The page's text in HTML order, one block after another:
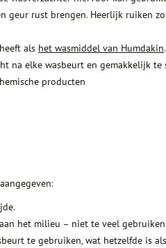
geur rust brengen. Heerlijk ruiken
als het wasmiddel van Humdakin
na elke wasbeurt en gemakkelijk te
producten
het milieu – niet te veel gebruiken.
te gebruiken, wat hetzelfde is